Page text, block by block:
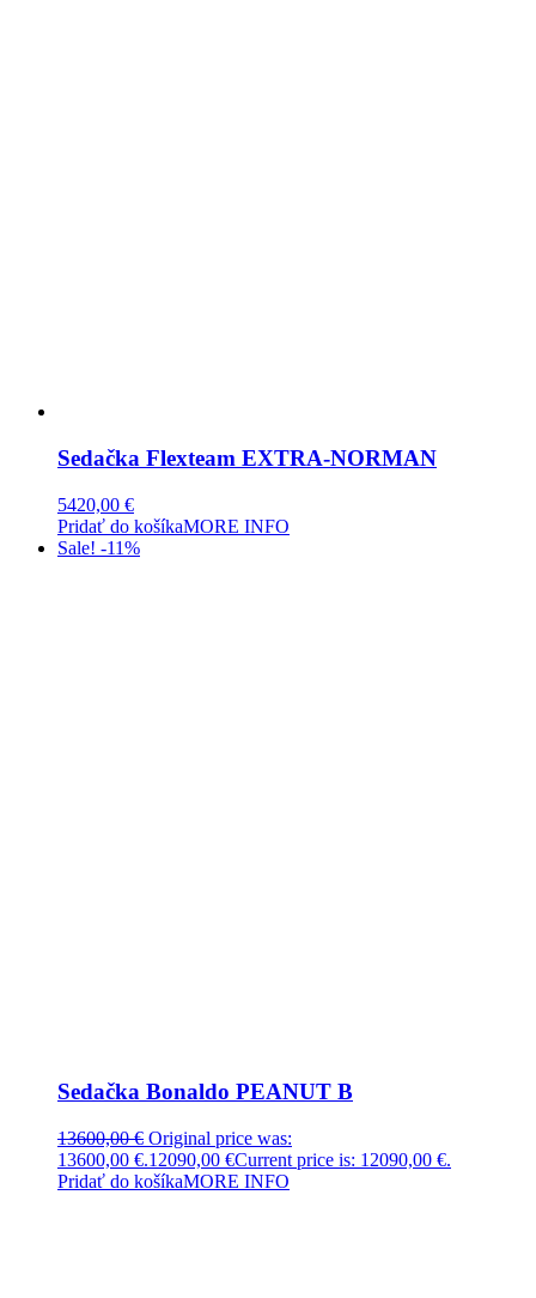
Sedačka Flexteam EXTRA-NORMAN
5420,00 €
Pridať do košíkaMORE INFO
Sale! -11%
Sedačka Bonaldo PEANUT B
13600,00€ Original price was:
13600,00 €.12090,00 €Current price is: 12090,00 €.
Pridať do košíkaMORE INFO